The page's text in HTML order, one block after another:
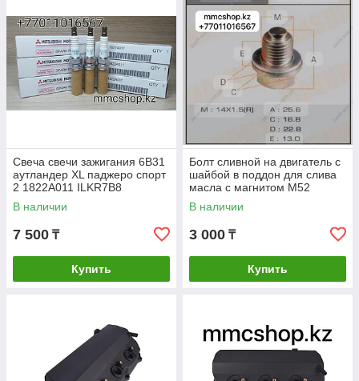
Свеча свечи зажигания 6B31
аутландер XL паджеро спорт
2 1822A011 ILKR7B8
митсубиши митсубиси
запчасти
В наличии
7 500 ₸
Купить
Болт сливной на двигатель с
шайбой в поддон для слива
масла с магнитом M52
MASUMA
В наличии
3 000 ₸
Купить